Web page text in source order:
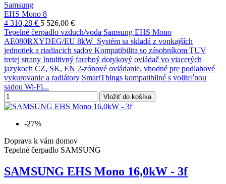
Samsung
EHS Mono 8
4 310,28 € 5 526,00 €
Tepelné čerpadlo vzduch/voda Samsung EHS Mono
AE080RXYDEG/EU 8kW Systém sa skladá z vonkajších
jednotiek a riadiacich sadov Kompatibilita so zásobníkom TUV
tretej strany Intuitivný farebný dotykový ovládač vo viacerých
jazykoch CZ, SK, EN 2-zónové ovládanie, vhodné pre podlahové
vykurovanie a radiátory SmartThings kompatibilné s voliteľnou
sadou Wi-Fi...
Vložiť do košíka
-27%
Doprava k vám domov
Tepelné čerpadlo SAMSUNG
SAMSUNG EHS Mono 16,0kW - 3f